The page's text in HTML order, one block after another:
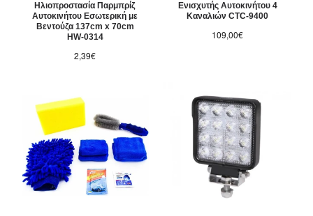
Ηλιοπροστασία Παρμπρίζ
Αυτοκινήτου Εσωτερική με
Βεντούζα 137cm x 70cm
HW-0314
2,39€
Ενισχυτής Αυτοκινήτου 4
Καναλιών CTC-9400
109,00€